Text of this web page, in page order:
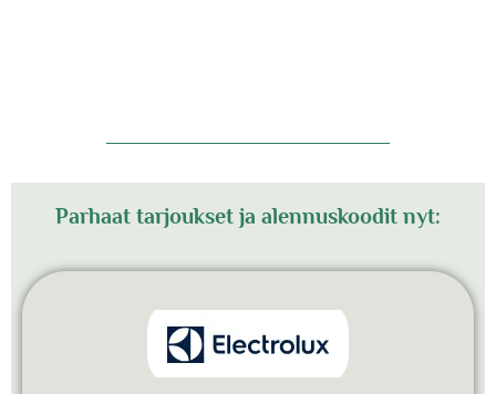
Parhaat tarjoukset ja alennuskoodit nyt: